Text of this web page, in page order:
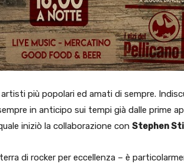
più popolari ed amati di sempre.
in anticipo sui tempi già dalle prime
iniziò la collaborazione con Stephen
di rocker per eccellenza – è